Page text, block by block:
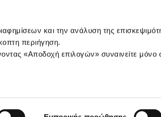
και την ανάλυση της
περιήγηση.
«Αποδοχή επιλογών» συναινείτε μόνο
Powered by